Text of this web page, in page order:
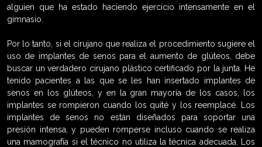
alguien que ha estado haciendo ejercicio intensamente en el
gimnasio.
Por lo tanto, si el cirujano que realiza el procedimiento sugiere el
uso de implantes de senos para el aumento de glúteos, debe
buscar un verdadero cirujano plástico certificado por la junta. He
tenido pacientes a las que se les han insertado implantes de
senos en los glúteos, y en la gran mayoría de los casos, los
implantes se rompieron cuando los quité y los reemplacé. Los
implantes de senos no están diseñados para soportar una
presión intensa, y pueden romperse incluso cuando se realiza
una mamografía si el técnico no utiliza la técnica adecuada. Los